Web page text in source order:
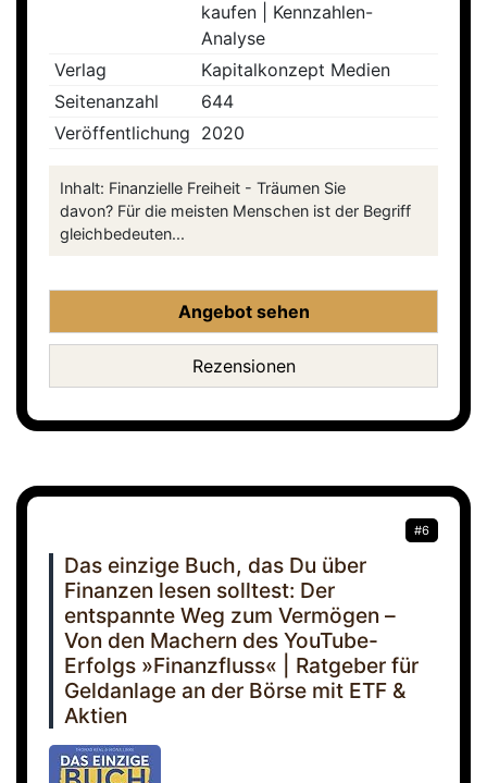
kaufen | Kennzahlen-
Analyse
Verlag
Kapitalkonzept Medien
Seitenanzahl
644
Veröffentlichung 2020
Inhalt: Finanzielle Freiheit - Träumen Sie
davon? Für die meisten Menschen ist der Begriff
gleichbedeuten...
Angebot sehen
Rezensionen
#6
Das einzige Buch, das Du über
Finanzen lesen solltest: Der
entspannte Weg zum Vermögen –
Von den Machern des YouTube-
Erfolgs »Finanzfluss« | Ratgeber für
Geldanlage an der Börse mit ETF &
Aktien